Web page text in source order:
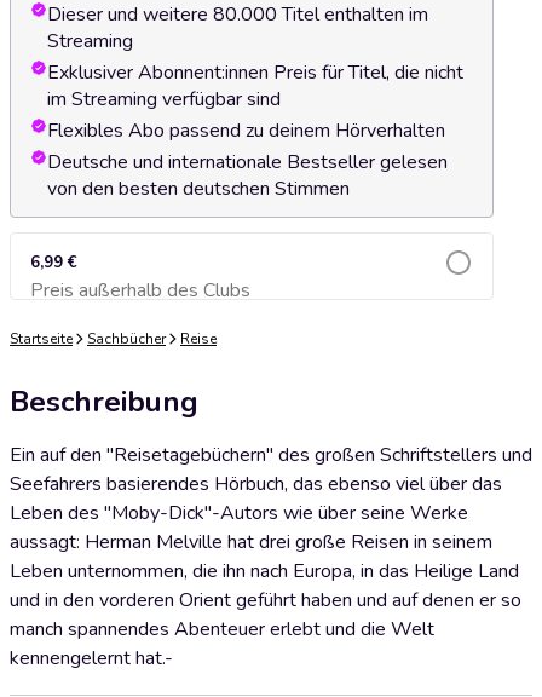
Dieser und weitere 80.000 Titel enthalten im
Streaming
Exklusiver Abonnent:innen Preis für Titel, die nicht
im Streaming verfügbar sind
Flexibles Abo passend zu deinem Hörverhalten
Deutsche und internationale Bestseller gelesen
von den besten deutschen Stimmen
6,99 €
Preis außerhalb des ClubsZum Warenkorb hinzufügen
Startseite Sachbücher Reise
Beschreibung
Ein auf den "Reisetagebüchern" des großen Schriftstellers und
Seefahrers basierendes Hörbuch, das ebenso viel über das
Leben des "Moby-Dick"-Autors wie über seine Werke
aussagt: Herman Melville hat drei große Reisen in seinem
Leben unternommen, die ihn nach Europa, in das Heilige Land
und in den vorderen Orient geführt haben und auf denen er so
manch spannendes Abenteuer erlebt und die Welt
kennengelernt hat.-